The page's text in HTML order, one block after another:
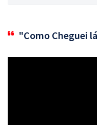
"Como Cheguei